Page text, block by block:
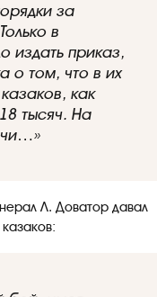
за
в
издать приказ,
о том, что в их
как
тысяч. На
Л. Доватор давал